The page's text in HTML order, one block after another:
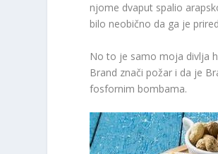
njome dvaput spalio
bilo neobično da ga je
No to je samo moja divlja
Brand znači požar i da je
fosfornim bombama.